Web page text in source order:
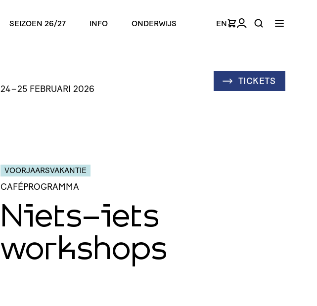
SEIZOEN 26/27 INFO ONDERWIJS EN
TICKETS
24–25 FEBRUARI 2026
VOORJAARSVAKANTIE
CAFÉPROGRAMMA
Niets-iets
workshops